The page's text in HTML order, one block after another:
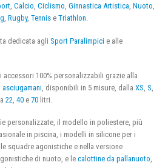
, Calcio, Ciclismo, Ginnastica Artistica, Nuoto,
, Rugby, Tennis e Triathlon.
dedicata agli Sport Paralimpici e alle
100% personalizzabili grazie alla
asciugamani , disponibili in 5 misure, dalla XS S
22 40 e 70 litri.
personalizzate, il modello in poliestere, più
in piscina, i modelli in silicone per i
squadre agonistiche e nella versione
di nuoto, e le calottine da pallanuoto,